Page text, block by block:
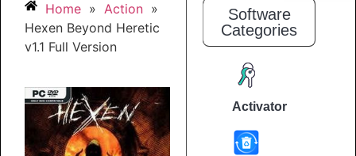
Home » Action »
Hexen Beyond Heretic
v1.1 Full Version
Software
Categories
Activator